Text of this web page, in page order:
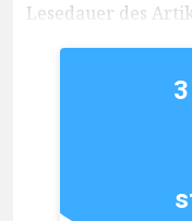
Lesedauer des